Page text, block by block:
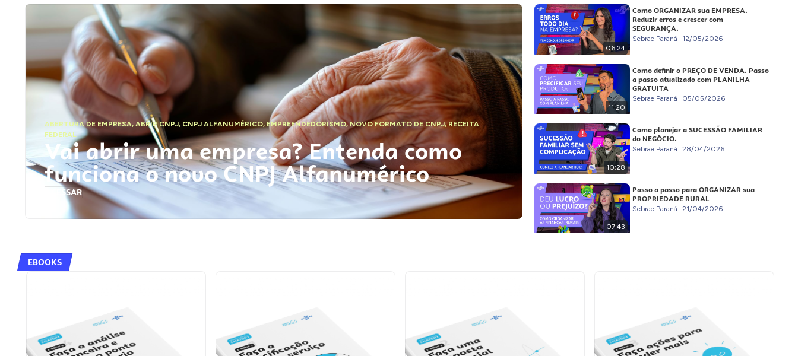
ABERTURA DE EMPRESA,ABRIR CNPJ, CNPJ ALFANUMÉRICO, EMPREENDEDORISMO,NOVO FORMATO DE CNPJ,RECEITA
FEDERAL
Vai abrir uma empresa? Entenda como
funciona o novo CNPJ Alfanumérico
ACESSAR
06:24
Como ORGANIZAR sua EMPRESA.
Reduzir erros e crescer com
SEGURANÇA.
Sebrae Paraná 12/05/2026
11:20
Como definir o PREÇO DE VENDA. Passo
a passo atualizado com PLANILHA
GRATUITA
Sebrae Paraná 05/05/2026
10:28
Como planejar a SUCESSÃO FAMILIAR
do NEGÓCIO.
Sebrae Paraná 28/04/2026
07:43
Passo a passo para ORGANIZAR sua
PROPRIEDADE RURAL
Sebrae Paraná 21/04/2026
EBOOKS